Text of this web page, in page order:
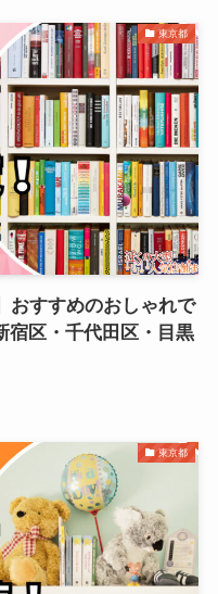
東京都
おすすめのおしゃれで
宿区・千代田区・目黒
東京都